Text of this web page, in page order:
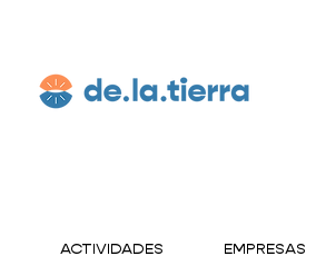
ACTIVIDADES EMPRESAS